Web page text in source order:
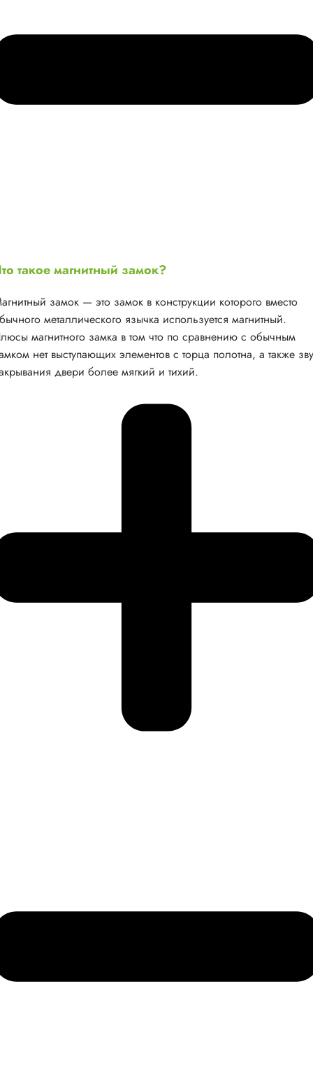
такое магнитный замок?
замок — это замок в конструкции которого вместо
металлического язычка используется магнитный.
магнитного замка в том что по сравнению с обычным
нет выступающих элементов с торца полотна, а также
двери более мягкий и тихий.